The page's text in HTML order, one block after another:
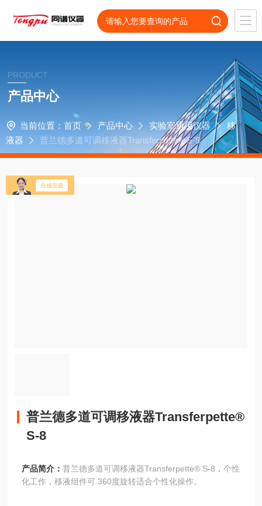
PRODUCT
产品中心
当前位置： 首页 产品中心 实验室通用仪器
移
液器
普兰德多道可调移液器Transferpette® S-8
普兰德多道可调移液器Transferpette®
S-8
产品简介：普兰德多道可调移液器Transferpette® S-8，个性
化工作，移液组件可 360度旋转适合个性化操作。